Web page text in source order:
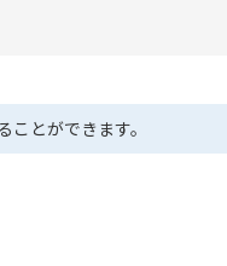
とができます。